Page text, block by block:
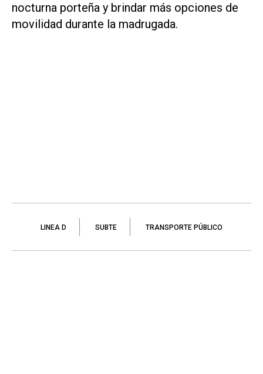
nocturna porteña y brindar más opciones de
movilidad durante la madrugada.
LINEA D SUBTE TRANSPORTE PÚBLICO